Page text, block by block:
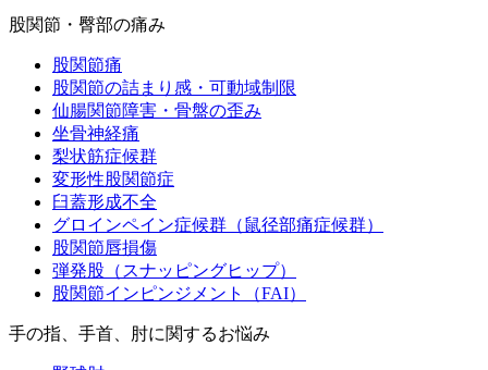
股関節・臀部の痛み
股関節痛
股関節の詰まり感・可動域制限
仙腸関節障害・骨盤の歪み
坐骨神経痛
梨状筋症候群
変形性股関節症
臼蓋形成不全
グロインペイン症候群（鼠径部痛症候群）
股関節唇損傷
弾発股（スナッピングヒップ）
股関節インピンジメント（FAI）
手の指、手首、肘に関するお悩み